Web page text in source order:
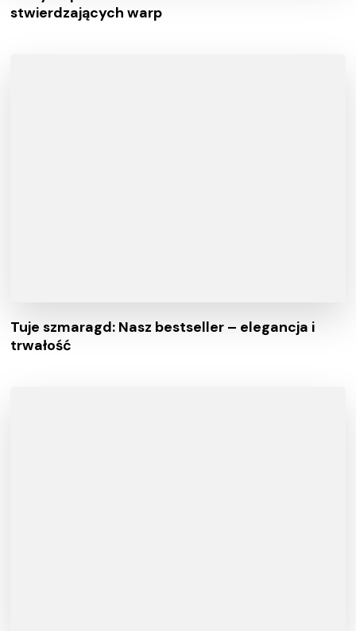
stwierdzających warp
Tuje szmaragd: Nasz bestseller – elegancja i
trwałość